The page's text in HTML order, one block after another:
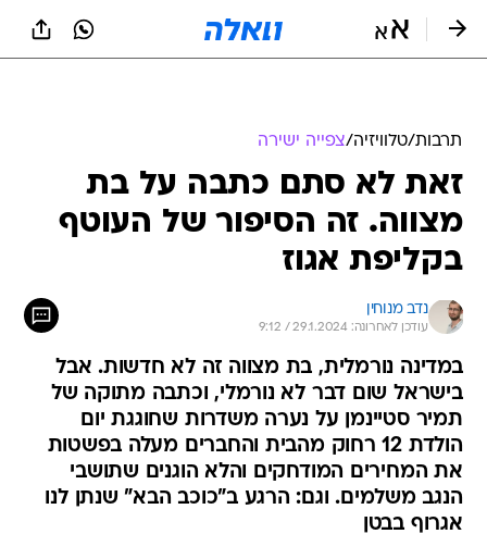
תרבות/טלוויזיה/צפייה ישירה
זאת לא סתם כתבה על בת
מצווה. זה הסיפור של העוטף
בקליפת אגוז
נדב מנוחין
עודכן לאחרונה: 29.1.2024 / 9:12
במדינה נורמלית, בת מצווה זה לא חדשות. אבל
בישראל שום דבר לא נורמלי, וכתבה מתוקה של
תמיר סטיינמן על נערה משדרות שחוגגת יום
הולדת 12 רחוק מהבית והחברים מעלה בפשטות
את המחירים המודחקים והלא הוגנים שתושבי
הנגב משלמים. וגם: הרגע ב"כוכב הבא" שנתן לנו
אגרוף בבטן